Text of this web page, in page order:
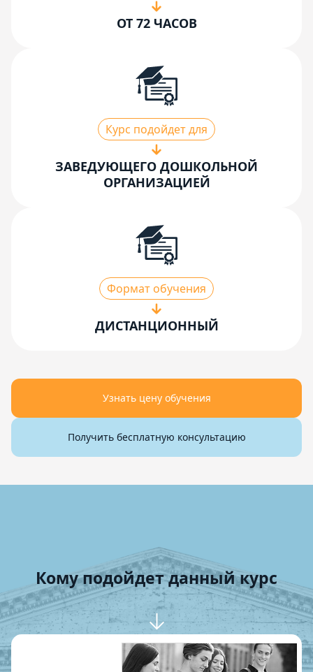
ОТ 72 ЧАСОВ
Курс подойдет для
ЗАВЕДУЮЩЕГО ДОШКОЛЬНОЙ
ОРГАНИЗАЦИЕЙ
Формат обучения
ДИСТАНЦИОННЫЙ
Узнать цену обучения
Получить бесплатную консультацию
Кому подойдет данный курс